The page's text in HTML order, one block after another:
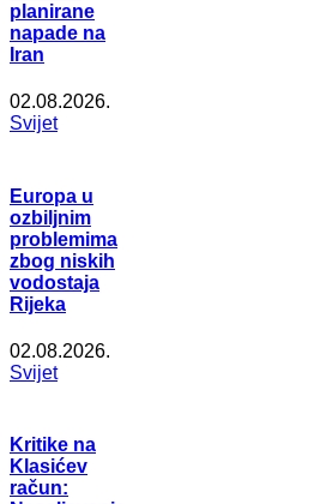
planirane
napade na
Iran
02.08.2026.
Svijet
Europa u
ozbiljnim
problemima
zbog niskih
vodostaja
Rijeka
02.08.2026.
Svijet
Kritike na
Klasićev
račun: